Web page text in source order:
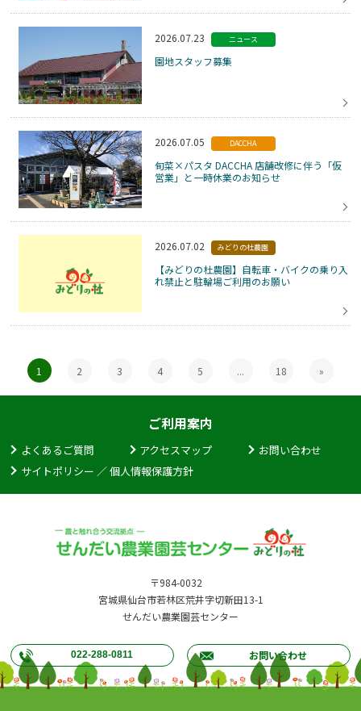
2026.07.23 ニュース
園地スタッフ募集
2026.07.05 DACCHA
旬菜×パスタ DACCHA 店舗改修に伴う「仮
営業」と一時休業のお知らせ
2026.07.02 みどりの杜農園
【みどりの杜農園】自転車・バイクの乗り入
れ禁止と駐輪場ご利用のお願い
1 2 3 4 5 ... 18 »
ご利用案内
よくあるご質問 アクセスマップ
お問い合わせ
サイトポリシー ／ 個人情報保護方針
〒984-0032
宮城県仙台市若林区荒井字切新田13-1
せんだい農業園芸センター
022-288-0811 お問い合わせ